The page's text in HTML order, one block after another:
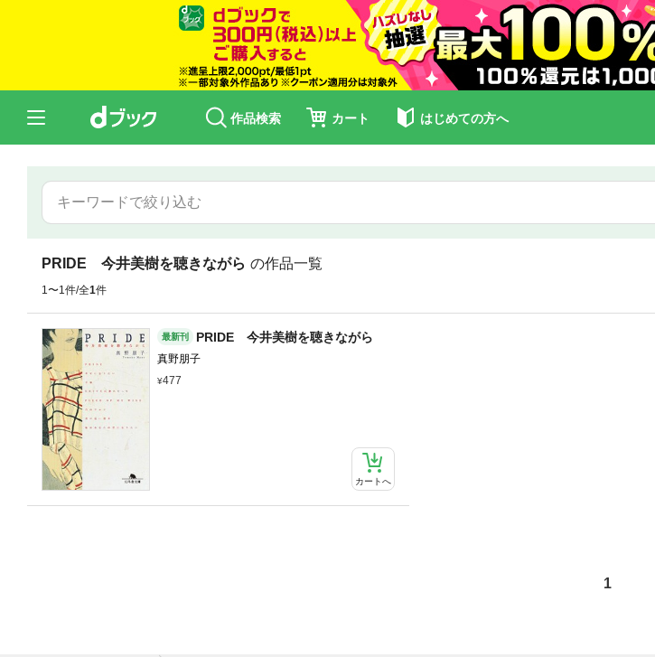
作品検索 カート はじめての方へ
PRIDE 今井美樹を聴きながら の作品一覧
1〜1件/全1件
最新刊 PRIDE 今井美樹を聴きながら
真野朋子
477
カートへ
1